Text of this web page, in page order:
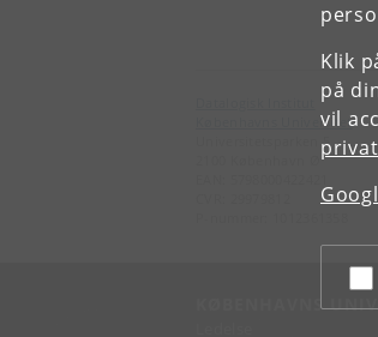
Klik
på
vil
Københavns Universitet
Universitetsparken 5
KØBENHAVNS